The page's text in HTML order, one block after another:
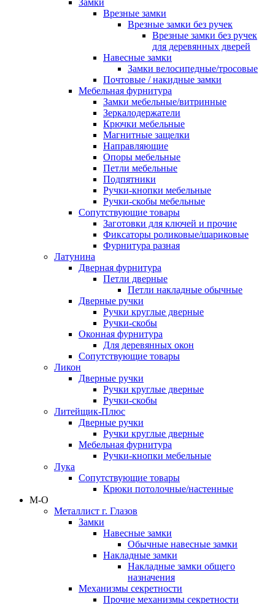
Замки
Врезные замки
Врезные замки без ручек
Врезные замки без ручек
для деревянных дверей
Навесные замки
Замки велосипедные/тросовые
Почтовые / накидные замки
Мебельная фурнитура
Замки мебельные/витринные
Зеркалодержатели
Крючки мебельные
Магнитные защелки
Направляющие
Опоры мебельные
Петли мебельные
Подпятники
Ручки-кнопки мебельные
Ручки-скобы мебельные
Сопутствующие товары
Заготовки для ключей и прочие
Фиксаторы роликовые/шариковые
Фурнитура разная
Латунина
Дверная фурнитура
Петли дверные
Петли накладные обычные
Дверные ручки
Ручки круглые дверные
Ручки-скобы
Оконная фурнитура
Для деревянных окон
Сопутствующие товары
Ликон
Дверные ручки
Ручки круглые дверные
Ручки-скобы
Литейщик-Плюс
Дверные ручки
Ручки круглые дверные
Мебельная фурнитура
Ручки-кнопки мебельные
Лука
Сопутствующие товары
Крюки потолочные/настенные
М-О
Металлист г. Глазов
Замки
Навесные замки
Обычные навесные замки
Накладные замки
Накладные замки общего
назначения
Механизмы секретности
Прочие механизмы секретности